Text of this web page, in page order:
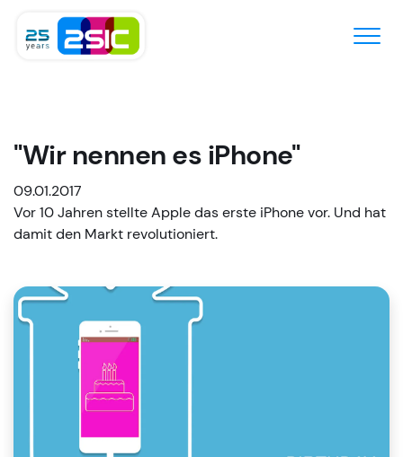
"Wir nennen es iPhone"
09.01.2017
Vor 10 Jahren stellte Apple das erste iPhone vor. Und hat
damit den Markt revolutioniert.